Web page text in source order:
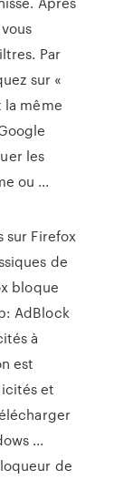
Par
sur «
la même
les
ou ...
sur Firefox
de
bloque
AdBlock
à
est
et
...
de